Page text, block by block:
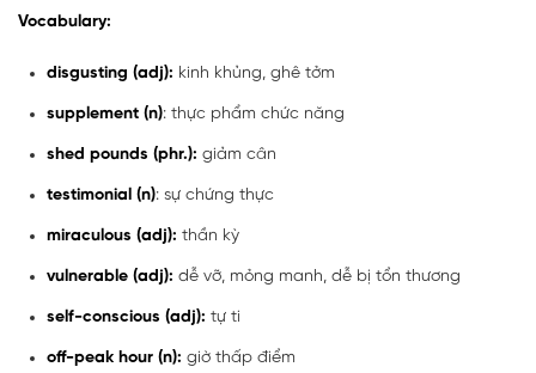
Vocabulary:
disgusting (adj): kinh khủng, ghê tởm
supplement (n): thực phẩm chức năng
shed pounds (phr.): giảm cân
testimonial (n): sự chứng thực
miraculous (adj): thần kỳ
vulnerable (adj): dễ vỡ, mỏng manh, dễ bị tổn thương
self-conscious (adj): tự ti
off-peak hour (n): giờ thấp điểm